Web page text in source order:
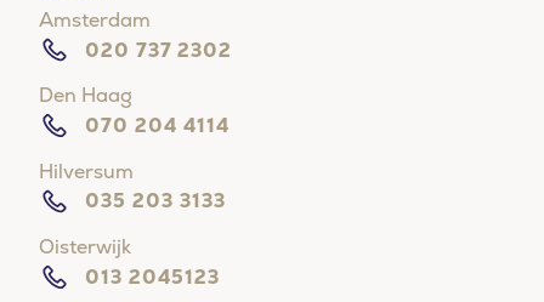
Amsterdam
020 737 2302
Den Haag
070 204 4114
Hilversum
035 203 3133
Oisterwijk
013 2045123